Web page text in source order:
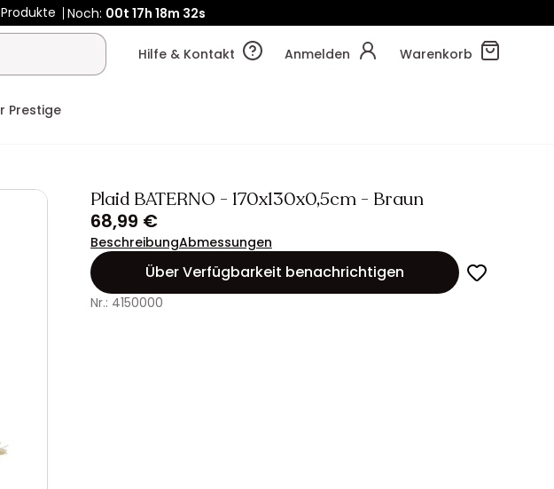
Shop, neuer Name!
Noch:
Hilfe & Kontakt
Anmelden Warenkorb
Prestige
Plaid BATERNO - 170x130x0,5cm - Braun
68,99 €
BeschreibungAbmessungen
Über Verfügbarkeit benachrichtigen
Nr.: 4150000